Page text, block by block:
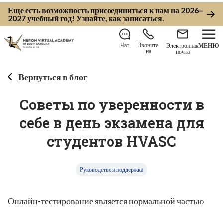
Еще есть возможность присоединиться к нам на 2026–
2027 учебный год! Узнайте, как записаться.
Чат
Звоните
на
Электронная
почта
МЕНЮ
Вернуться в блог
Советы по уверенности в
себе в день экзамена для
студентов HVASC
Руководство и поддержка
Онлайн-тестирование является нормальной частью